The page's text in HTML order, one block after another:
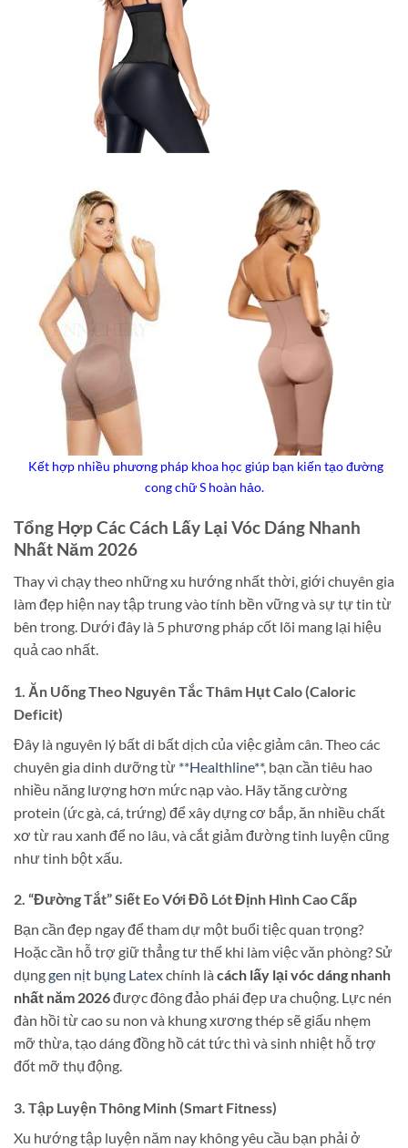
Kết hợp nhiều phương pháp khoa học giúp bạn kiến tạo đường
cong chữ S hoàn hảo.
Tổng Hợp Các Cách Lấy Lại Vóc Dáng Nhanh
Nhất Năm 2026
Thay vì chạy theo những xu hướng nhất thời, giới chuyên gia
làm đẹp hiện nay tập trung vào tính bền vững và sự tự tin từ
bên trong. Dưới đây là 5 phương pháp cốt lõi mang lại hiệu
quả cao nhất.
1. Ăn Uống Theo Nguyên Tắc Thâm Hụt Calo (Caloric
Deficit)
Đây là nguyên lý bất di bất dịch của việc giảm cân. Theo các
chuyên gia dinh dưỡng từ **Healthline**, bạn cần tiêu hao
nhiều năng lượng hơn mức nạp vào. Hãy tăng cường
protein (ức gà, cá, trứng) để xây dựng cơ bắp, ăn nhiều chất
xơ từ rau xanh để no lâu, và cắt giảm đường tinh luyện cũng
như tinh bột xấu.
2. “Đường Tắt” Siết Eo Với Đồ Lót Định Hình Cao Cấp
Bạn cần đẹp ngay để tham dự một buổi tiệc quan trọng?
Hoặc cần hỗ trợ giữ thẳng tư thế khi làm việc văn phòng? Sử
dụnggen nịt bụng Latexchính là cách lấy lại vóc dáng nhanh
nhất năm 2026được đông đảo phái đẹp ưa chuộng. Lực nén
đàn hồi từ cao su non và khung xương thép sẽ giấu nhẹm
mỡ thừa, tạo dáng đồng hồ cát tức thì và sinh nhiệt hỗ trợ
đốt mỡ thụ động.
3. Tập Luyện Thông Minh (Smart Fitness)
Xu hướng tập luyện năm nay không yêu cầu bạn phải ở